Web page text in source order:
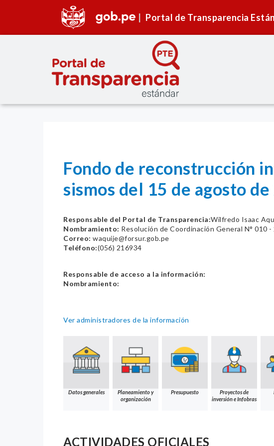
Portal de Transparencia
Fondo de reconstrucción
sismos del 15 de agosto
Responsable del Portal de Transparencia:Wilfredo Isaac
Nombramiento: Resolución de Coordinación General N° 010 -
Correo: waquije@forsur.gob.pe
Teléfono:(056) 216934
Responsable de acceso a la información:
Nombramiento:
Ver administradores de la información
Datos generales
Planeamiento y
organización
Presupuesto
Proyectos de
inversión e Infobras
ACTIVIDADES OFICIALES